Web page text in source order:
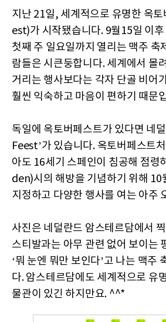
지난 21일, 세계적으로 유명한 옥
est)가 시작됐습니다. 9월15일 이
첫째 주 일요일까지 열리는 맥주 축
람들은 시큰둥합니다. 세계에서 몰
거리는 행사보다는 각자 단골 비어
훨씬 익숙하고 마음이 편하기 때문
독일에 옥토버페스트가 있다면 네
Feest’가 있습니다. 옥토버페스트
아도 16세기 스페인이 침공해 점령
den)시의 해방을 기념하기 위해 10
지정하고 다양한 행사를 여는 아주
사진은 네덜란드 암스테르담에서
스티발과는 아무 관련 없어 보이는
‘뭐 눈엔 뭐만 보인다’고 나는 맥주
다. 암스테르담에도 세계적으로 유
물관이 있긴 하지만요. ^^*